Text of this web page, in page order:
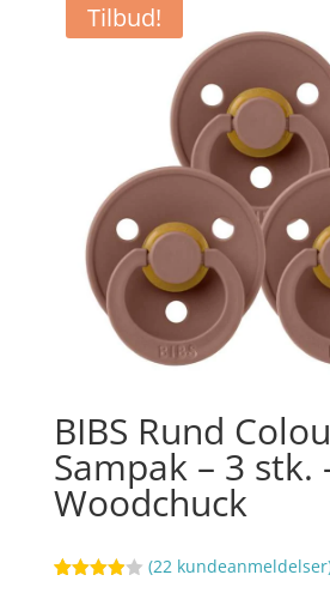
Tilbud!
BIBS Rund
Sampak – 3 stk.
Woodchuck
(22